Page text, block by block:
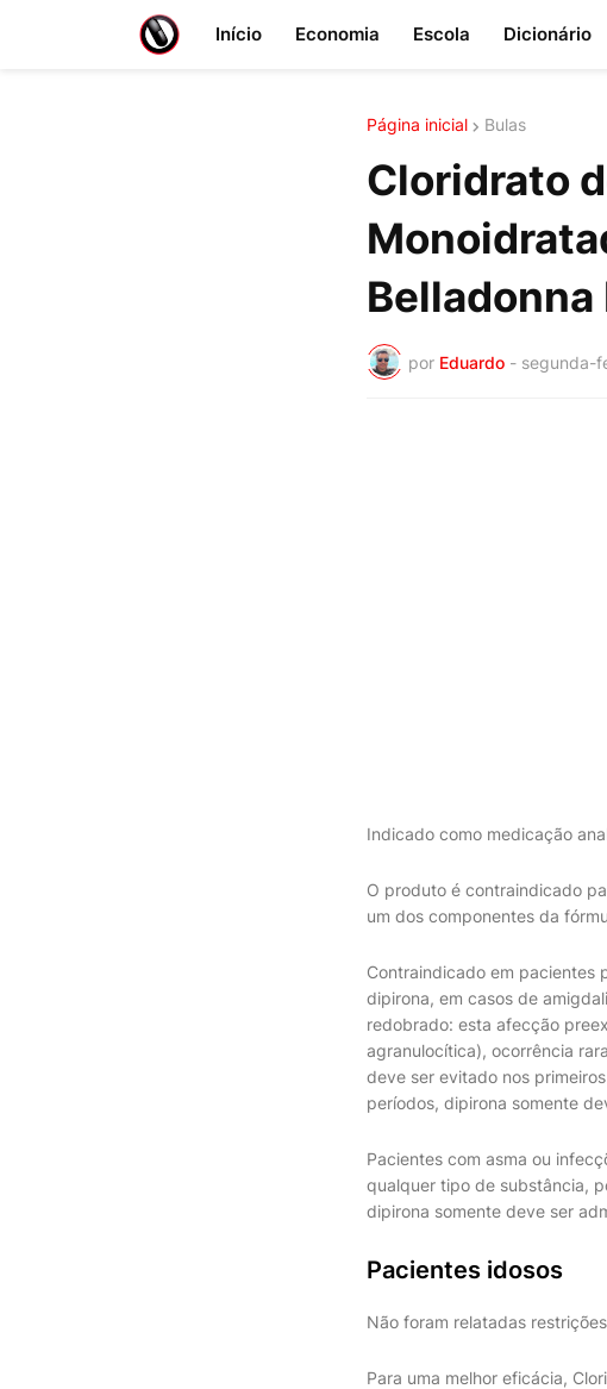
Início Economia Escola Dicionário
Página inicial Bulas
Cloridrato
Belladonna
por Eduardo - segunda-
Indicado como medicação
O produto é contraindicado
um dos componentes da
Contraindicado em pacientes
dipirona, em casos de
redobrado: esta afecção
agranulocítica), ocorrência
deve ser evitado nos
períodos, dipirona somente
Pacientes com asma ou
qualquer tipo de substância,
dipirona somente deve ser
Pacientes idosos
Não foram relatadas
Para uma melhor eficácia,